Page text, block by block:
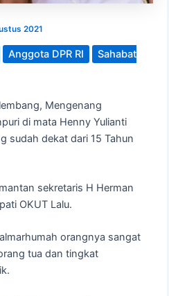
2021
Anggota DPR RI
Sahabat
Mengenang
di mata Henny Yulianti
sudah dekat dari 15 Tahun
sekretaris H Herman
OKUT Lalu.
orangnya sangat
tua dan tingkat